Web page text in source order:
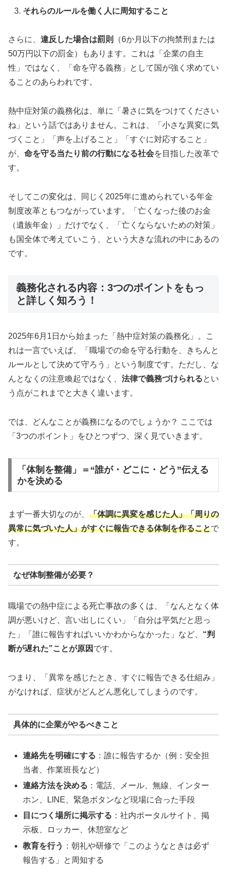
それらのルールを働く人に周知すること
さらに、 違反した場合は罰則
（6か月以下の拘禁刑または
50万円以下の罰金）もあります。これは「企業の自主
性」ではなく、「命を守る義務」として国が強く求めてい
ることのあらわれです。
熱中症対策の義務化は、単に「暑さに気をつけてください
ね」という話ではありません。これは、「小さな異変に気
づくこと」「声を上げること」「すぐに対応すること」
が、 命を守る当たり前の行動になる社会を目指した改革で
す。
そしてこの変化は、同じく2025年に進められている年金
制度改革ともつながっています。「亡くなった後のお金
（遺族年金）」だけでなく、「亡くならないための対策」
も国全体で考えていこう、という大きな流れの中にあるの
です。
義務化される内容：3つのポイントをもっ
と詳しく知ろう！
2025年6月1日から始まった「熱中症対策の義務化」。こ
れは一言でいえば、「職場での命を守る行動を、きちんと
ルールとして決めて守ろう」という制度です。ただし、な
んとなくの注意喚起ではなく、 法律で義務づけられるとい
う点がこれまでと大きく違います。
では、どんなことが義務になるのでしょうか？ ここでは
「3つのポイント」をひとつずつ、深く見ていきます。
「体制を整備」＝“誰が・どこに・どう”伝える
かを決める
まず一番大切なのが、 「体調に異変を感じた人」「周りの
異常に気づいた人」がすぐに報告できる体制を作ることで
す。
なぜ体制整備が必要？
職場での熱中症による死亡事故の多くは、「なんとなく体
調が悪いけど、言い出しにくい」「自分は平気だと思っ
た」「誰に報告すればいいかわからなかった」など、 “判
断が遅れた”ことが原因 です。
つまり、「異常を感じたとき、すぐに報告できる仕組み」
がなければ、症状がどんどん悪化してしまうのです。
具体的に企業がやるべきこと
連絡先を明確にする ：誰に報告するか（例：安全担
当者、作業班長など）
連絡方法を決める ：電話、メール、無線、インター
ホン、LINE、緊急ボタンなど現場に合った手段
目につく場所に掲示する ：社内ポータルサイト、掲
示板、ロッカー、休憩室など
教育を行う ：朝礼や研修で「このようなときは必ず
報告する」と周知する